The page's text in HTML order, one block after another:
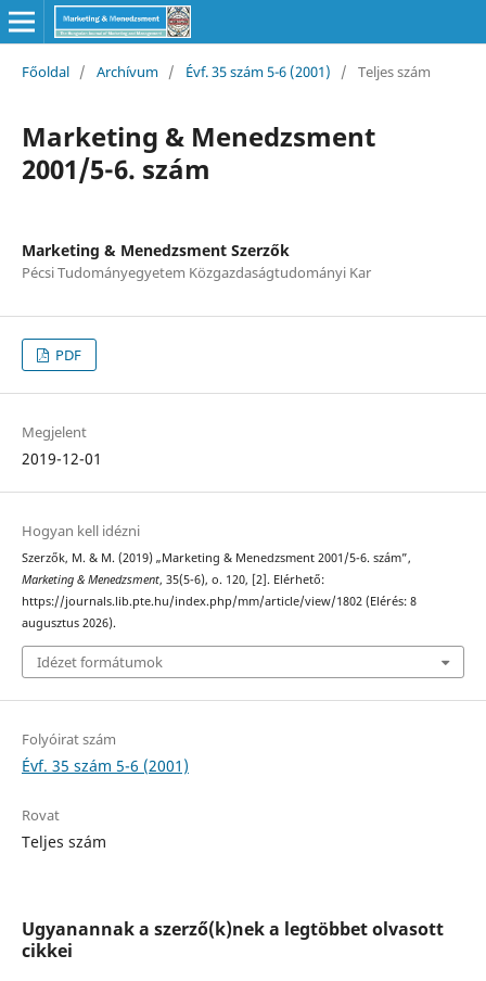
Főoldal / Archívum / Évf. 35 szám 5-6 (2001) / Teljes szám
Marketing & Menedzsment
2001/5-6. szám
Marketing & Menedzsment Szerzők
Pécsi Tudományegyetem Közgazdaságtudományi Kar
PDF
Megjelent
2019-12-01
Hogyan kell idézni
Szerzők, M. & M. (2019) „Marketing & Menedzsment 2001/5-6. szám”,
Marketing & Menedzsment, 35(5-6), o. 120, [2]. Elérhető:
https://journals.lib.pte.hu/index.php/mm/article/view/1802 (Elérés: 8
augusztus 2026).
Idézet formátumok
Folyóirat szám
Évf. 35 szám 5-6 (2001)
Rovat
Teljes szám
Ugyanannak a szerző(k)nek a legtöbbet olvasott
cikkei